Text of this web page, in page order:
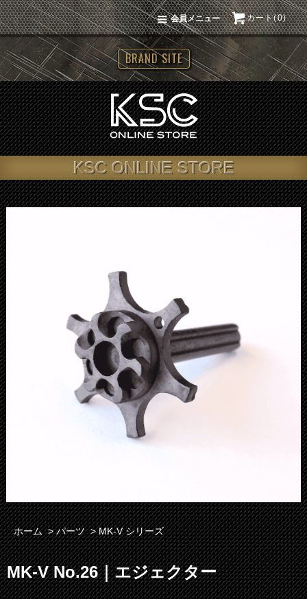
カート(0)
会員メニュー
BRAND SITE
KSC ONLINE STORE
ホーム >パーツ >MK-V シリーズ
MK-V No.26｜エジェクター